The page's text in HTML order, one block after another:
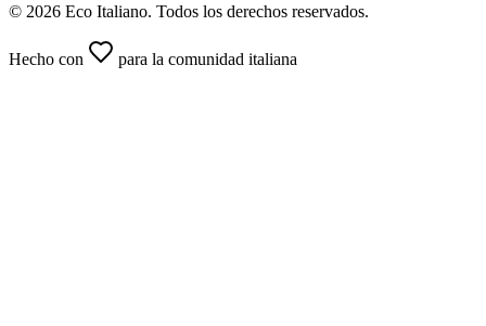
© 2026 Eco Italiano. Todos los derechos reservados.
Hecho con para la comunidad italiana